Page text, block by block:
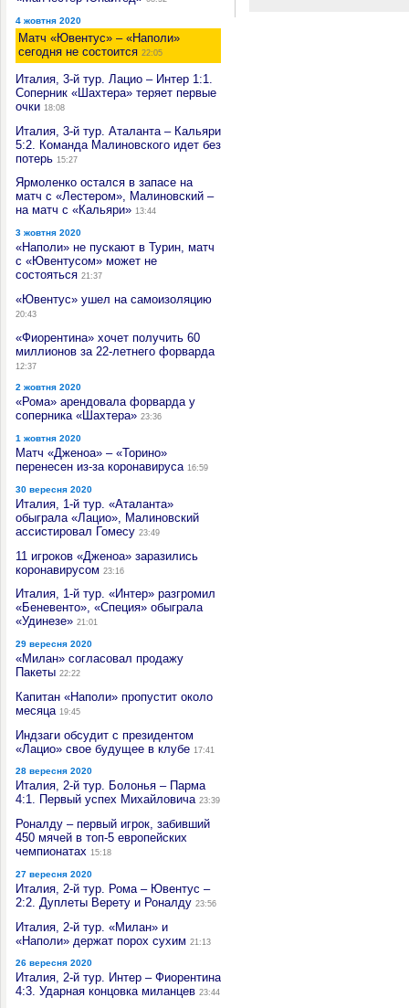
4 жовтня 2020
Матч «Ювентус» – «Наполи»
сегодня не состоится 22:05
Италия, 3-й тур. Лацио – Интер 1:1.
Соперник «Шахтера» теряет первые
очки 18:08
Италия, 3-й тур. Аталанта – Кальяри
5:2. Команда Малиновского идет без
потерь 15:27
Ярмоленко остался в запасе на
матч с «Лестером», Малиновский –
на матч с «Кальяри» 13:44
3 жовтня 2020
«Наполи» не пускают в Турин, матч
с «Ювентусом» может не
состояться 21:37
«Ювентус» ушел на самоизоляцию
20:43
«Фиорентина» хочет получить 60
миллионов за 22-летнего форварда
12:37
2 жовтня 2020
«Рома» арендовала форварда у
соперника «Шахтера» 23:36
1 жовтня 2020
Матч «Дженоа» – «Торино»
перенесен из-за коронавируса 16:59
30 вересня 2020
Италия, 1-й тур. «Аталанта»
обыграла «Лацио», Малиновский
ассистировал Гомесу 23:49
11 игроков «Дженоа» заразились
коронавирусом 23:16
Италия, 1-й тур. «Интер» разгромил
«Беневенто», «Специя» обыграла
«Удинезе» 21:01
29 вересня 2020
«Милан» согласовал продажу
Пакеты 22:22
Капитан «Наполи» пропустит около
месяца 19:45
Индзаги обсудит с президентом
«Лацио» свое будущее в клубе 17:41
28 вересня 2020
Италия, 2-й тур. Болонья – Парма
4:1. Первый успех Михайловича 23:39
Роналду – первый игрок, забивший
450 мячей в топ-5 европейских
чемпионатах 15:18
27 вересня 2020
Италия, 2-й тур. Рома – Ювентус –
2:2. Дуплеты Верету и Роналду 23:56
Италия, 2-й тур. «Милан» и
«Наполи» держат порох сухим 21:13
26 вересня 2020
Италия, 2-й тур. Интер – Фиорентина
4:3. Ударная концовка миланцев 23:44